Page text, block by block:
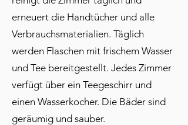
erneuert die Handtücher und alle
Verbrauchsmaterialien. Täglich
werden Flaschen mit frischem Wasser
und Tee bereitgestellt. Jedes Zimmer
verfügt über ein Teegeschirr und
einen Wasserkocher. Die Bäder sind
geräumig und sauber.